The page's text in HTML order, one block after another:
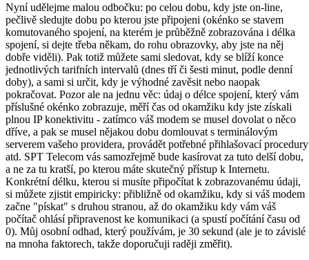
Nyní udělejme malou odbočku: po celou dobu, kdy jste on-line,
pečlivě sledujte dobu po kterou jste připojeni (okénko se stavem
komutovaného spojení, na kterém je průběžně zobrazována i délka
spojení, si dejte třeba někam, do rohu obrazovky, aby jste na něj
dobře viděli). Pak totiž můžete sami sledovat, kdy se blíží konce
jednotlivých tarifních intervalů (dnes tří či šesti minut, podle denní
doby), a sami si určit, kdy je výhodné zavěsit nebo naopak
pokračovat. Pozor ale na jednu věc: údaj o délce spojení, který vám
příslušné okénko zobrazuje, měří čas od okamžiku kdy jste získali
plnou IP konektivitu - zatímco váš modem se musel dovolat o něco
dříve, a pak se musel nějakou dobu domlouvat s terminálovým
serverem vašeho providera, provádět potřebné přihlašovací procedury
atd. SPT Telecom vás samozřejmě bude kasírovat za tuto delší dobu,
a ne za tu kratší, po kterou máte skutečný přístup k Internetu.
Konkrétní délku, kterou si musíte připočítat k zobrazovanému údaji,
si můžete zjistit empiricky: přibližně od okamžiku, kdy si váš modem
začne "pískat" s druhou stranou, až do okamžiku kdy vám váš
počítač ohlásí připravenost ke komunikaci (a spustí počítání času od
0). Můj osobní odhad, který používám, je 30 sekund (ale je to závislé
na mnoha faktorech, takže doporučuji raději změřit).